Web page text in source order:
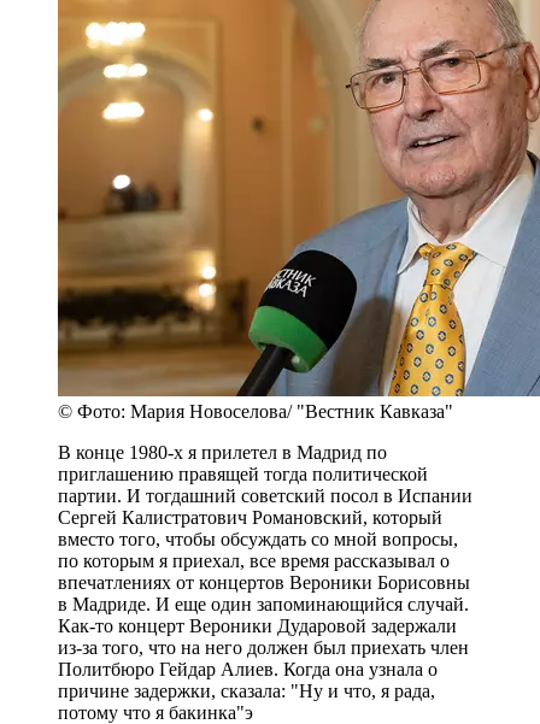
© Фото: Мария Новоселова/ "Вестник Кавказа"
В конце 1980-х я прилетел в Мадрид по
приглашению правящей тогда политической
партии. И тогдашний советский посол в Испании
Сергей Калистратович Романовский, который
вместо того, чтобы обсуждать со мной вопросы,
по которым я приехал, все время рассказывал о
впечатлениях от концертов Вероники Борисовны
в Мадриде. И еще один запоминающийся случай.
Как-то концерт Вероники Дударовой задержали
из-за того, что на него должен был приехать член
Политбюро Гейдар Алиев. Когда она узнала о
причине задержки, сказала: "Ну и что, я рада,
потому что я бакинка"э